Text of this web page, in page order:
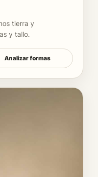
tierra y
y tallo.
Analizar formas